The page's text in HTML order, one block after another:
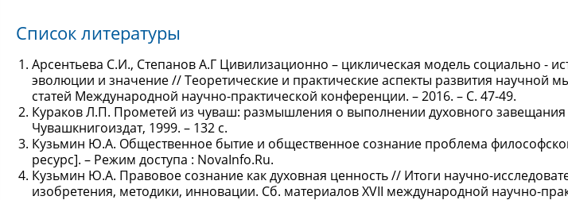
Список литературы
Арсентьева С.И., Степанов А.Г Цивилизационно – циклическая модель социально -
эволюции и значение // Теоретические и практические аспекты развития научной
статей Международной научно-практической конференции. – 2016. – С. 47-49.
Кураков Л.П. Прометей из чуваш: размышления о выполнении духовного завещания
Чувашкнигоиздат, 1999. – 132 с.
Кузьмин Ю.А. Общественное бытие и общественное сознание проблема
ресурс]. – Режим доступа : NovaInfo.Ru.
Кузьмин Ю.А. Правовое сознание как духовная ценность // Итоги научно-
изобретения, методики, инновации. Сб. материалов XVII международной научно-